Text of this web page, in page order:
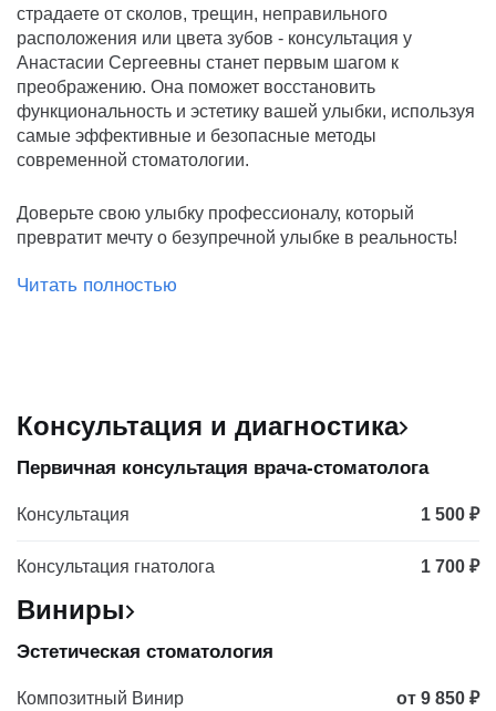
страдаете от сколов, трещин, неправильного
расположения или цвета зубов - консультация у
Анастасии Сергеевны станет первым шагом к
преображению. Она поможет восстановить
функциональность и эстетику вашей улыбки, используя
самые эффективные и безопасные методы
современной стоматологии.
Доверьте свою улыбку профессионалу, который
превратит мечту о безупречной улыбке в реальность!
Читать полностью
Консультация и диагностика
Первичная консультация врача-стоматолога
Консультация 1 500 ₽
Консультация гнатолога 1 700 ₽
Виниры
Эстетическая стоматология
Композитный Винир от 9 850 ₽